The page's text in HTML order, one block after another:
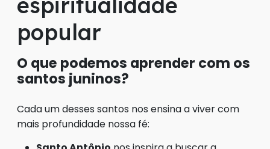
popular
O que podemos aprender com os
santos juninos?
Cada um desses santos nos ensina a viver com
mais profundidade nossa fé: